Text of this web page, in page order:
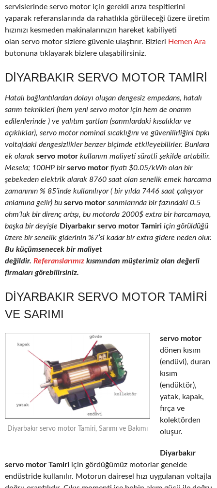
servislerinde servo motor için gerekli arıza tespitlerini
yaparak referanslarında da rahatlıkla görüleceği üzere üretim
hızınızı kesmeden makinalarınızın hareket kabiliyeti
olan servo motor sizlere güvenle ulaştırır. Bizleri Hemen Ara
butonuna tıklayarak bizlere ulaşabilirsiniz.
DIYARBAKIR SERVO MOTOR TAMIRI
Hatalı bağlantılardan dolayı oluşan dengesiz empedans, hatalı
sarım teknikleri (hem yeni servo motor için hem de onarım
edilenlerinde ) ve yalıtım şartları (sarımlardaki kısalıklar ve
açıklıklar), servo motor nominal sıcaklığını ve güvenilirliğini tıpkı
voltajdaki dengesizlikler benzer biçimde etkileyebilirler. Bunlara
ek olarak servo motor kullanım maliyeti süratli şekilde artabilir.
Mesela; 100HP birservo motor fiyatı $0.05/kWh olan bir
şebekeden elektrik alarak 8760 saat olan senelik emek harcama
zamanının % 85’inde kullanılıyor ( bir yılda 7446 saat çalışıyor
anlamına gelir) bu servo motor sarımlarında bir fazındaki 0.5
ohm’luk bir direnç artışı, bu motorda 2000$ extra bir harcamaya,
başka bir deyişle Diyarbakır servo motor Tamiri için görüldüğü
üzere bir senelik giderinin %7’si kadar bir extra gidere neden olur.
Bu küçümsenecek bir maliyet
değildir. Referanslarımız kısmından müşterimiz olan değerli
firmaları görebilirsiniz.
DIYARBAKIR SERVO MOTOR TAMIRI
VE SARIMI
Diyarbakır servo motor Tamiri, Sarımı ve Bakımı
servo motor
dönen kısım
(endüvi), duran
kısım
(endüktör),
yatak, kapak,
fırça ve
kolektörden
oluşur.
Diyarbakır
servo motor Tamiri için gördüğümüz motorlar genelde
endüstride kullanılır. Motorun dairesel hızı uygulanan voltajla